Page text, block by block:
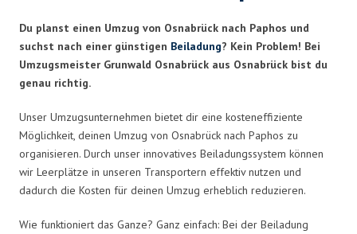
Du planst einen Umzug von Osnabrück nach Paphos und
suchst nach einer günstigen Beiladung? Kein Problem! Bei
Umzugsmeister Grunwald Osnabrück aus Osnabrück bist du
genau richtig.
Unser Umzugsunternehmen bietet dir eine kosteneffiziente
Möglichkeit, deinen Umzug von Osnabrück nach Paphos zu
organisieren. Durch unser innovatives Beiladungssystem können
wir Leerplätze in unseren Transportern effektiv nutzen und
dadurch die Kosten für deinen Umzug erheblich reduzieren.
Wie funktioniert das Ganze? Ganz einfach: Bei der Beiladung